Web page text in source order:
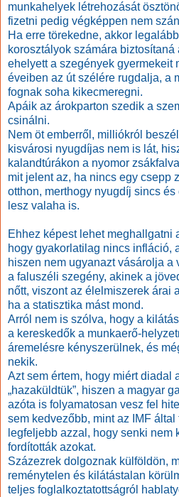
munkahelyek létrehozását
fizetni pedig végképpen nem
Ha erre törekedne, akkor
korosztályok számára biztosítaná
ehelyett a szegények gyermekeit
éveiben az út szélére rugdalja, a
fognak soha kikecmeregni.
Apáik az árokparton szedik a
csinálni.
Nem öt emberről, milliókról
kisvárosi nyugdíjas nem is lát,
kalandtúrákon a nyomor
mit jelent az, ha nincs egy csepp
otthon, merthogy nyugdíj sincs
lesz valaha is.
Ehhez képest lehet meghallgatni
hogy gyakorlatilag nincs infláció,
hiszen nem ugyanazt vásárolja a
a faluszéli szegény, akinek a
nőtt, viszont az élelmiszerek árai
ha a statisztika mást mond.
Arról nem is szólva, hogy a
a kereskedők a munkaerő-
áremelésre kényszerülnek, és
nekik.
Azt sem értem, hogy miért diadal
„hazaküldtük”, hiszen a magyar
azóta is folyamatosan vesz fel
sem kedvezőbb, mint az IMF által
legfeljebb azzal, hogy senki nem
fordították azokat.
Százezrek dolgoznak külföldön,
reménytelen és kilátástalan
teljes foglalkoztatottságról